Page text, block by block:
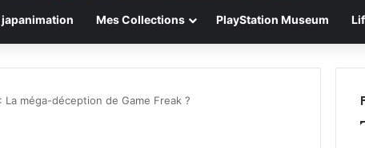
japanimation Mes Collections PlayStation Museum
méga-déception de Game Freak ?